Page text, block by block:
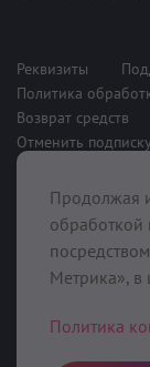
Реквизиты
Политика
Возврат средств
Отменить подписку
Продолжая
Метрика», в
Политика